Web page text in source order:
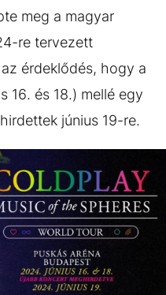
meg a magyar
re tervezett
érdeklődés, hogy a
16. és 18.) mellé egy
június 19-re.